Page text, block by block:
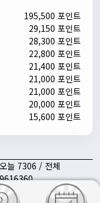
195,500 포인트
29,150 포인트
28,300 포인트
22,800 포인트
21,400 포인트
21,000 포인트
21,000 포인트
20,000 포인트
15,600 포인트
오늘 7306 / 전체
커뮤니티 ⓒ All rights